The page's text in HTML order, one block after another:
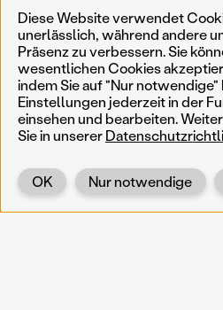
Diese Website verwendet
unerlässlich, während andere
Präsenz zu verbessern. Sie
wesentlichen Cookies
indem Sie auf "Nur notwendige"
Einstellungen jederzeit in der
einsehen und bearbeiten.
Sie in unserer
Nur notwendige
OK